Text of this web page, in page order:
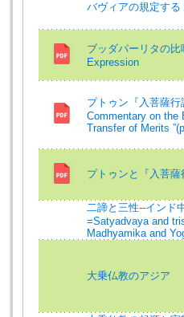
バヴィアの規定す
ブッダパーリタの
Expression
プトゥン『入菩薩
Commentary on the
Transfer of Merits
プトゥンと『入菩薩
二諦と三性--インド
=Satyadvaya and
Madhyamika and
大乗仏教のアジア